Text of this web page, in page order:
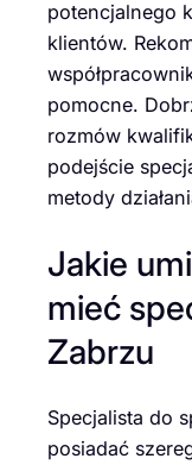
potencjalnego
klientów.
pomocne.
rozmów
podejście
metody
Jakie
mieć
Zabrzu
Specjalista do
posiadać